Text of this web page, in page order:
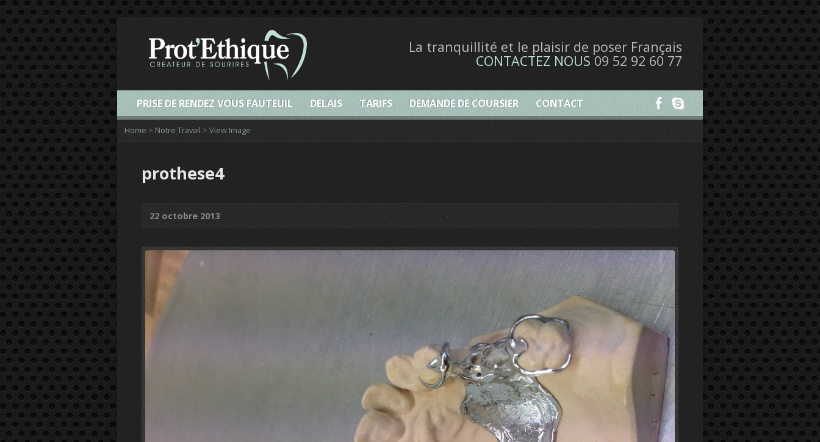
La tranquillité et le plaisir de poser Français
CONTACTEZ NOUS 09 52 92 60 77
PRISE DE RENDEZ VOUS FAUTEUIL DELAIS TARIFS DEMANDE DE COURSIER CONTACT
Home > Notre Travail > View Image
prothese4
22 octobre 2013